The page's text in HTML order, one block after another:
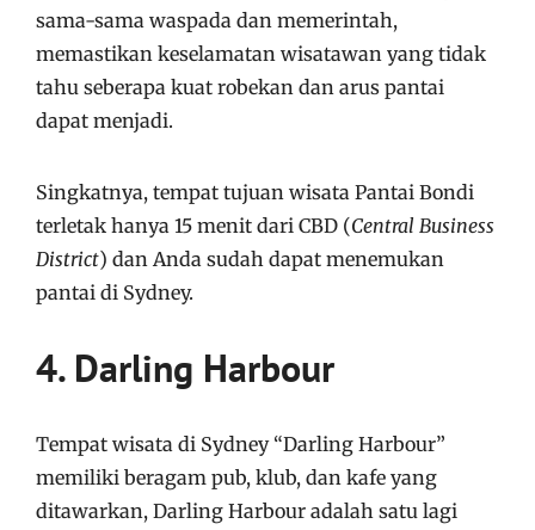
sama-sama waspada dan memerintah,
memastikan keselamatan wisatawan yang tidak
tahu seberapa kuat robekan dan arus pantai
dapat menjadi.
Singkatnya, tempat tujuan wisata Pantai Bondi
terletak hanya 15 menit dari CBD (Central Business
District) dan Anda sudah dapat menemukan
pantai di Sydney.
4. Darling Harbour
Tempat wisata di Sydney “Darling Harbour”
memiliki beragam pub, klub, dan kafe yang
ditawarkan, Darling Harbour adalah satu lagi